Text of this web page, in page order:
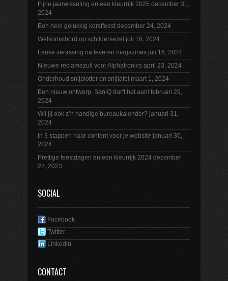
Fijne jaarwisseling en een kleurrijk 2025 december 31,
2024
Een heel gelukkig kerstfeest december 24, 2024
Welkomstbord op schildersezel juli 16, 2024
Leuke verassing na leveren magazines juli 16, 2024
Nieuwe reclamezuil voor Alphatronics april 23, 2024
Onderhoud snijplotter en snijtafel maart 1, 2024
Een nieuw ontwerp. SaniQ durft het aan! februari 29,
2024
Wil jij ook z’n handige bureaukalender? januari 31,
2024
In 3 stappen naar content voor je website januari 30,
2024
Prettige feestdagen en een kleurrijk 2024 december
22, 2023
SOCIAL
Facebook
Twitter
Linkedin
CONTACT